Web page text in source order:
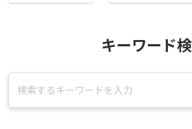
キーワード